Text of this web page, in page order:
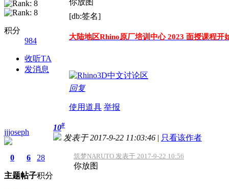
积分
984
收听TA
发消息
你放图
[db:签名]
大陆地区Rhino原厂培训中心 2023 面授课程开
回复
使用道具 举报
jjjoseph
0
主题
6
帖子
28
积分
10#
发表于 2017-9-22 11:03:46 | 只看该作者
筑梦NARUTO 发表于 2017-9-22 10:56
你放图